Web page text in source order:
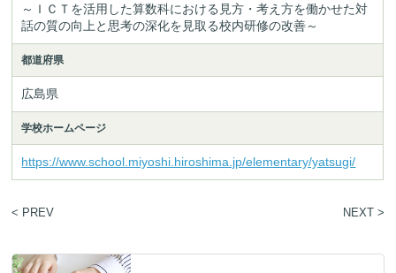
～ＩＣＴを活用した算数科における見方・考え方を働かせた対
話の質の向上と思考の深化を見取る校内研修の改善～
都道府県
広島県
学校ホームページ
https://www.school.miyoshi.hiroshima.jp/elementary/yatsugi/
< PREV NEXT >